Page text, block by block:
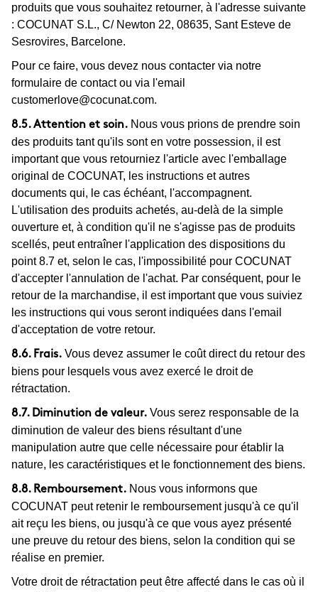
produits que vous souhaitez retourner, à l'adresse suivante
: COCUNAT S.L., C/ Newton 22, 08635, Sant Esteve de
Sesrovires, Barcelone.
Pour ce faire, vous devez nous contacter via notre
formulaire de contact ou via l'email
customerlove@cocunat.com.
8.5. Attention et soin. Nous vous prions de prendre soin
des produits tant qu'ils sont en votre possession, il est
important que vous retourniez l'article avec l'emballage
original de COCUNAT, les instructions et autres
documents qui, le cas échéant, l'accompagnent.
L'utilisation des produits achetés, au-delà de la simple
ouverture et, à condition qu'il ne s'agisse pas de produits
scellés, peut entraîner l'application des dispositions du
point 8.7 et, selon le cas, l'impossibilité pour COCUNAT
d'accepter l'annulation de l'achat. Par conséquent, pour le
retour de la marchandise, il est important que vous suiviez
les instructions qui vous seront indiquées dans l'email
d'acceptation de votre retour.
8.6. Frais. Vous devez assumer le coût direct du retour des
biens pour lesquels vous avez exercé le droit de
rétractation.
8.7. Diminution de valeur. Vous serez responsable de la
diminution de valeur des biens résultant d'une
manipulation autre que celle nécessaire pour établir la
nature, les caractéristiques et le fonctionnement des biens.
8.8. Remboursement. Nous vous informons que
COCUNAT peut retenir le remboursement jusqu'à ce qu'il
ait reçu les biens, ou jusqu'à ce que vous ayez présenté
une preuve du retour des biens, selon la condition qui se
réalise en premier.
Votre droit de rétractation peut être affecté dans le cas où il